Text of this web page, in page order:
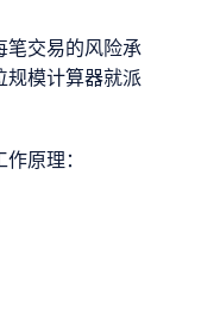
笔交易的风险承
规模计算器就派
原理：